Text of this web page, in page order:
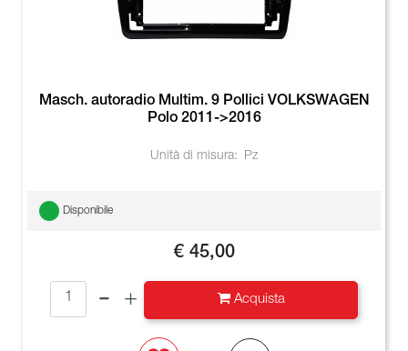
Masch. autoradio Multim. 9 Pollici VOLKSWAGEN
Polo 2011->2016
Unità di misura: Pz
Disponibile
€ 45,00
Acquista